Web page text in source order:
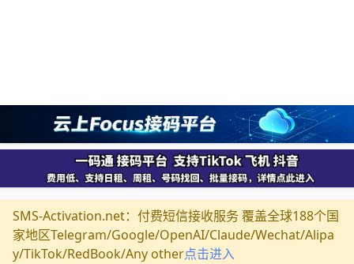
SMS-Activation.net：付费短信接收服务 覆盖全球188个国
家地区Telegram/Google/OpenAI/Claude/Wechat/Alipa
y/TikTok/RedBook/Any other点击进入